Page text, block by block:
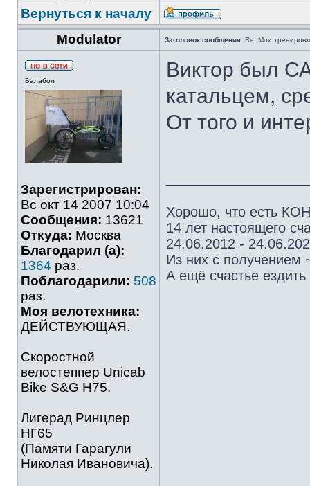
Вернуться к началу
Modulator
Заголовок сообщения: Re: Мои
Балабол
Зарегистрирован:
Вс окт 14 2007 10:04
Сообщения: 13621
Откуда: Москва
Благодарил (а):
1364 раз.
Поблагодарили: 508
раз.
Моя велотехника:
ДЕЙСТВУЮЩАЯ.
Скоростной
велостеппер Unicab
Bike S&G Н75.
Лигерад Ринцлер
НГ65
(Памяти Гарагули
Николая Ивановича).
Виктор был
катальцем,
От того и
Хорошо, что есть
14 лет настоящего
24.06.2012 -
Из них с получением
А ещё счастье